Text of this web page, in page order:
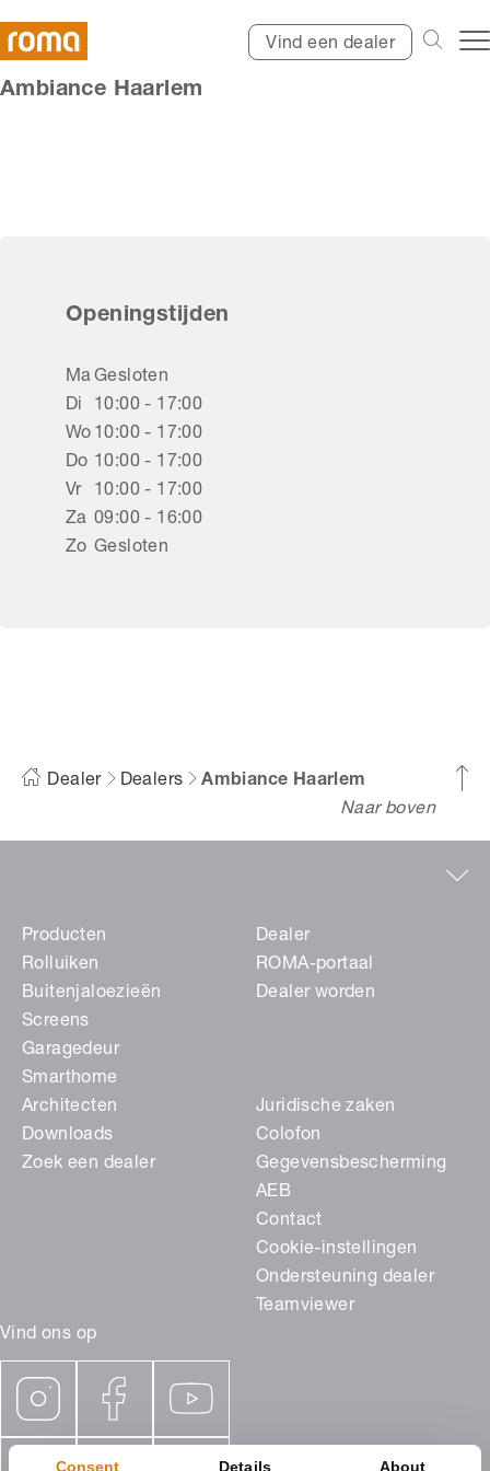
Consent Details About
Vind een dealer
Ambiance Haarlem
Openingstijden
MaGesloten
Di
10:00 - 17:00
Wo 10:00 - 17:00
Do
10:00 - 17:00
Vr
10:00 - 17:00
Za 09:00 - 16:00
Zo Gesloten
Dealer Dealers
Ambiance Haarlem
Naar boven
Vind ons op
Producten
Rolluiken
Buitenjaloezieën
Screens
Garagedeur
Smarthome
Dealer
ROMA-portaal
Dealer worden
Architecten
Downloads
Zoek een dealer
Juridische zaken
Colofon
Gegevensbescherming
AEB
Contact
Cookie-instellingen
Ondersteuning dealer
Teamviewer